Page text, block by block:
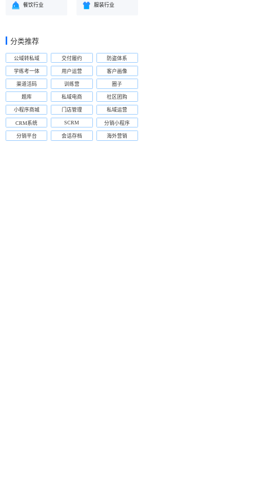
餐饮行业 服装行业
分类推荐
公域转私域 交付履约 防盗体系
学练考一体 用户运营 客户画像
渠道活码 训练营 圈子
题库 私域电商 社区团购
小程序商城 门店管理 私域运营
CRM系统 SCRM 分销小程序
分销平台 会话存档 海外营销